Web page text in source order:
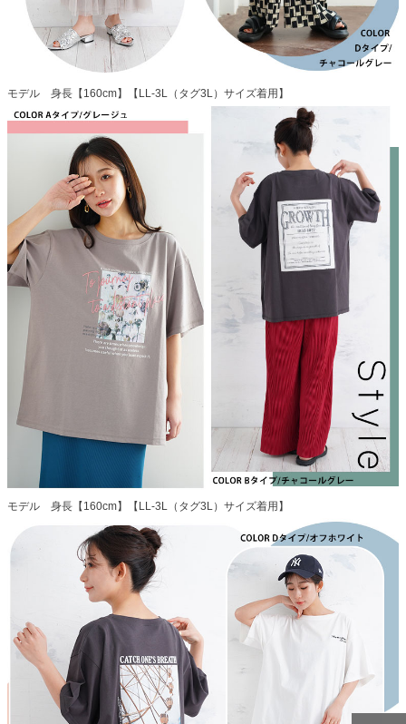
モデル 身長【160cm】【LL-3L（タグ3L）サイズ着用】
モデル 身長【160cm】【LL-3L（タグ3L）サイズ着用】